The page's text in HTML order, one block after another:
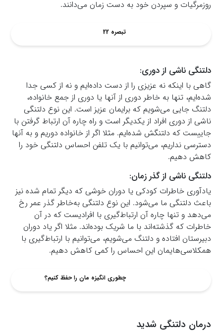
روزمرگیات و سپردن خود به دست زمان می‌دانند.
تبصره 22
دلتنگی ناشی از دوری:
گاهی با اینکه نه عزیزی را از دست داده‌ایم و نه از کسی جدا
شده‌ایم، تنها به خاطر دوری از آنها یا دوری از جمع خانواده،
دلتنگ جایی می‌شویم که برایمان عزیز است. این نوع دلتنگی
ناشی از دوری افراد از یکدیگر است و راه چاره آن ارتباط گرفتن با
جاییست که دلتنگش شده‌ایم. مثلا اگر از خانواده دوریم و به آنها
دسترسی نداریم، می‌توانیم با یک تلفن احساس دلتنگی خود را
کاهش دهیم.
دلتنگی ناشی از گذر زمان:
یادآوری خاطرات کودکی یا دوران خوشی که دیگر تمام شده نیز
باعث دلتنگی ما می‌شود. این نوع دلتنگی به‌خاطر گذر عمر رخ
می‌دهد و تنها چاره آن ارتباط‌گیری با افرادیست که در آن
خاطرات که گذشته‌اند با ما شریک بوده‌اند. مثلا اگر یاد دوران
دبیرستان افتاده و دلتنگ می‌شویم، می‌توانیم با ارتباط‌گیری با
همکلاسی‌هایمان این احساس را کمی کاهش دهیم.
چطوری انگیزه مان را حفظ کنیم؟
درمان دلتنگی شدید